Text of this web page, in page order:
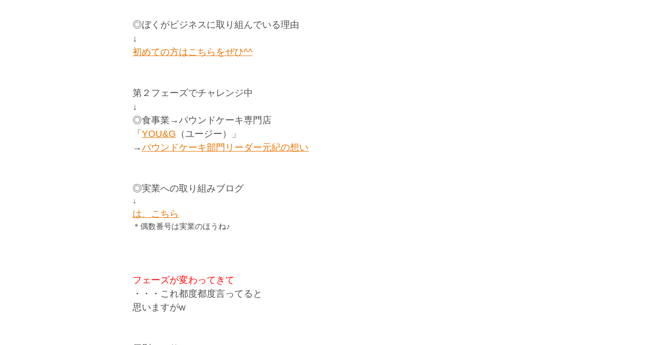
◎ぼくがビジネスに取り組んでいる理由
↓
初めての方はこちらをぜひ^^
第２フェーズでチャレンジ中
↓
◎食事業 →パウンドケーキ専門店
「 YOU&G （ユージー）」
→パウンドケーキ部門リーダー元紀の想い
◎実業への取り組みブログ
↓
は、こちら
＊偶数番号は実業のほうね♪
フェーズが変わってきて
・・・これ都度都度言ってると
思いますがw